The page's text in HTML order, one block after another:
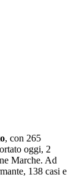
, con 265
oggi, 2
Marche. Ad
138 casi e